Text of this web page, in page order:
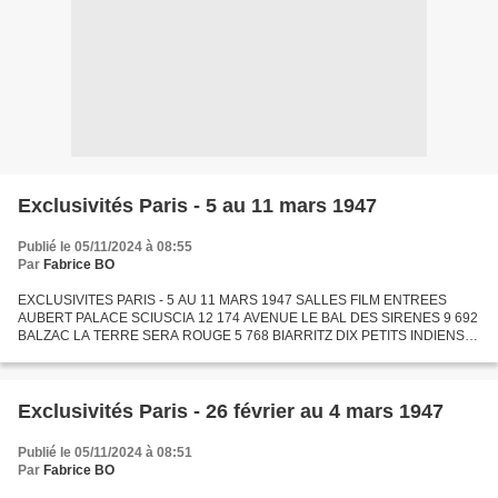
Exclusivités Paris - 5 au 11 mars 1947
Publié le 05/11/2024 à 08:55
Par Fabrice BO
EXCLUSIVITES PARIS - 5 AU 11 MARS 1947 SALLES FILM ENTREES
AUBERT PALACE SCIUSCIA 12 174 AVENUE LE BAL DES SIRENES 9 692
BALZAC LA TERRE SERA ROUGE 5 768 BIARRITZ DIX PETITS INDIENS 7
BROADWAY DILLINGER...
Exclusivités Paris - 26 février au 4 mars 1947
Publié le 05/11/2024 à 08:51
Par Fabrice BO